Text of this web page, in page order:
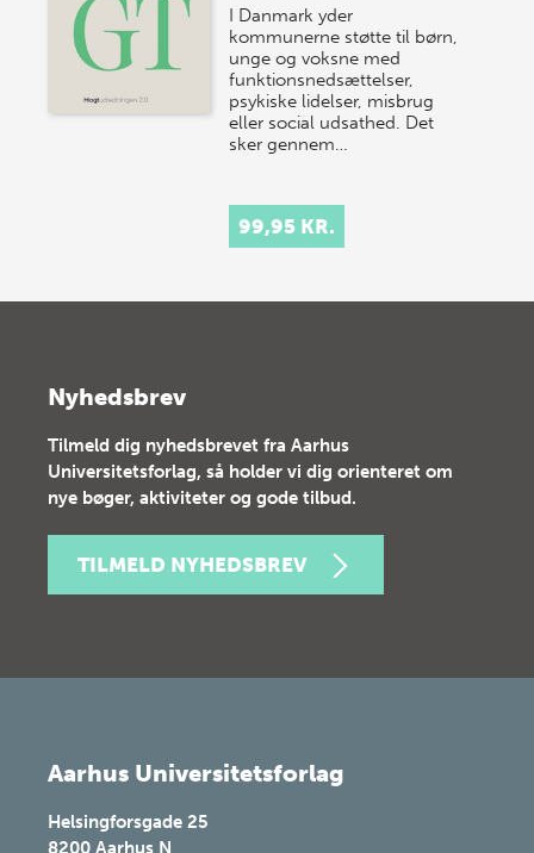
I Danmark yder
kommunerne støtte til børn,
unge og voksne med
funktionsnedsættelser,
psykiske lidelser, misbrug
eller social udsathed. Det
sker gennem…
99,95 KR.
Nyhedsbrev
Tilmeld dig nyhedsbrevet fra Aarhus
Universitetsforlag, så holder vi dig orienteret om
nye bøger, aktiviteter og gode tilbud.
TILMELD NYHEDSBREV
Aarhus Universitetsforlag
Helsingforsgade 25
8200 Aarhus N